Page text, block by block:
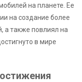
на планете. Ее
на создание более
а также повлиял на
в мире